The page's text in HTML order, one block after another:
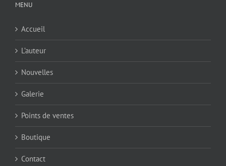
MENU
Accueil
L’auteur
Nouvelles
Galerie
Points de ventes
Boutique
Contact